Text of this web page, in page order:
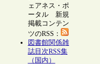
ェアネス・ポ
ータル 新規
掲載コンテン
ツのRSS：
図書館関係雑
誌目次RSS集
（国内）